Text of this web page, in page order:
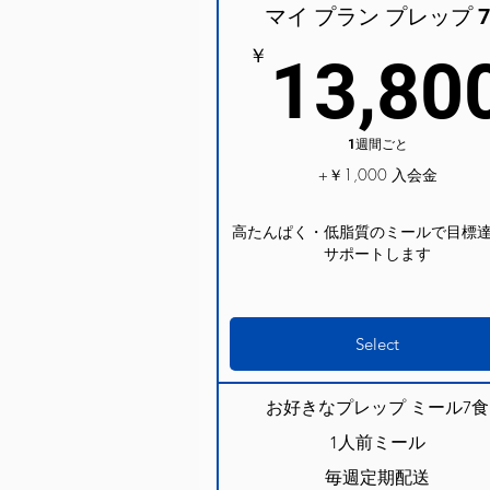
マイ プラン プレップ 7
￥
1週間ごと
+￥1,000 入会金
高たんぱく・低脂質のミールで目標
サポートします
Select
お好きなプレップ ミール7食
1人前ミール
毎週定期配送